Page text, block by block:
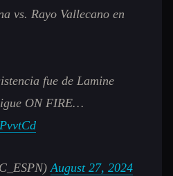
vs. Rayo Vallecano en
fue de Lamine
ON FIRE…
August 27, 2024